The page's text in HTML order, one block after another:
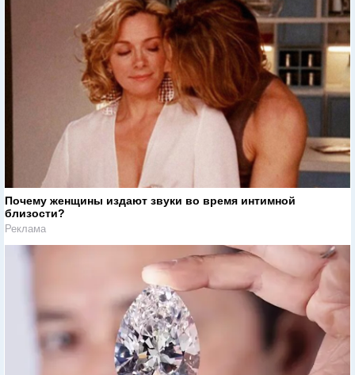
Почему женщины издают звуки во время интимной
близости?
Реклама